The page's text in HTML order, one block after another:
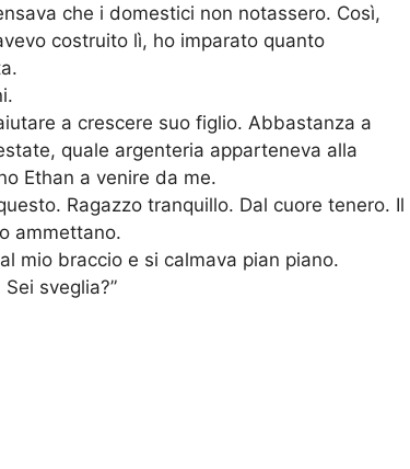
che i domestici non notassero. Così,
costruito lì, ho imparato quanto
a crescere suo figlio. Abbastanza a
quale argenteria apparteneva alla
Ethan a venire da me.
Ragazzo tranquillo. Dal cuore tenero. Il
ammettano.
mio braccio e si calmava pian piano.
sveglia?”